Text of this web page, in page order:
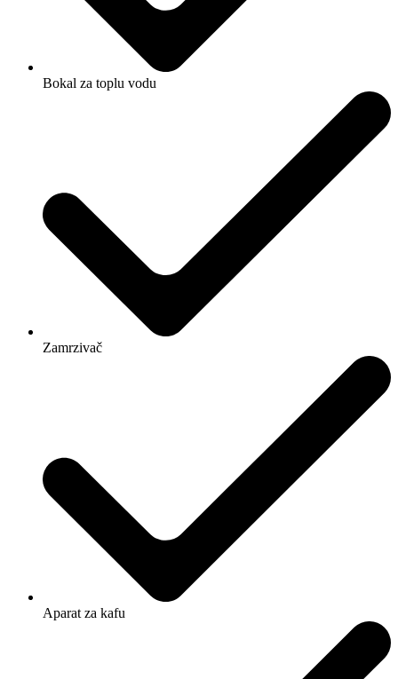
Bokal za toplu vodu
Zamrzivač
Aparat za kafu